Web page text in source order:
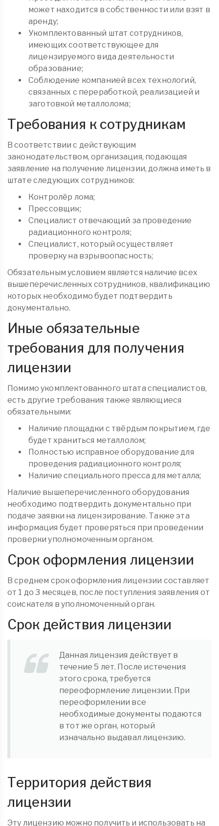
может находится в собственности или взят в
аренду;
Укомплектованный штат сотрудников,
имеющих соответствующее для
лицензируемого вида деятельности
образование;
Соблюдение компанией всех технологий,
связанных с переработкой, реализацией и
заготовкой металлолома;
Требования к сотрудникам
В соответствии с действующим
законодательством, организация, подающая
заявление на получение лицензии, должна иметь в
штате следующих сотрудников:
Контролёр лома;
Прессовщик;
Специалист отвечающий за проведение
радиационного контроля;
Специалист, который осуществляет
проверку на взрывоопасность;
Обязательным условием является наличие всех
вышеперечисленных сотрудников, квалификацию
которых необходимо будет подтвердить
документально.
Иные обязательные
требования для получения
лицензии
Помимо укомплектованного штата специалистов,
есть другие требования также являющиеся
обязательными:
Наличие площадки с твёрдым покрытием, где
будет храниться металлолом;
Полностью исправное оборудование для
проведения радиационного контроля;
Наличие специального пресса для металла;
Наличие вышеперечисленного оборудования
необходимо подтвердить документально при
подаче заявки на лицензирование. Также эта
информация будет проверяться при проведении
проверки уполномоченным органом.
Срок оформления лицензии
В среднем срок оформления лицензии составляет
от 1 до 3 месяцев, после поступления заявления от
соискателя в уполномоченный орган.
Срок действия лицензии
Данная лицензия действует в
течение 5 лет. После истечения
этого срока, требуется
переоформление лицензии. При
переоформлении все
необходимые документы подаются
в тот же орган, который
изначально выдавал лицензию.
Территория действия
лицензии
Эту лицензию можно получить и использовать на